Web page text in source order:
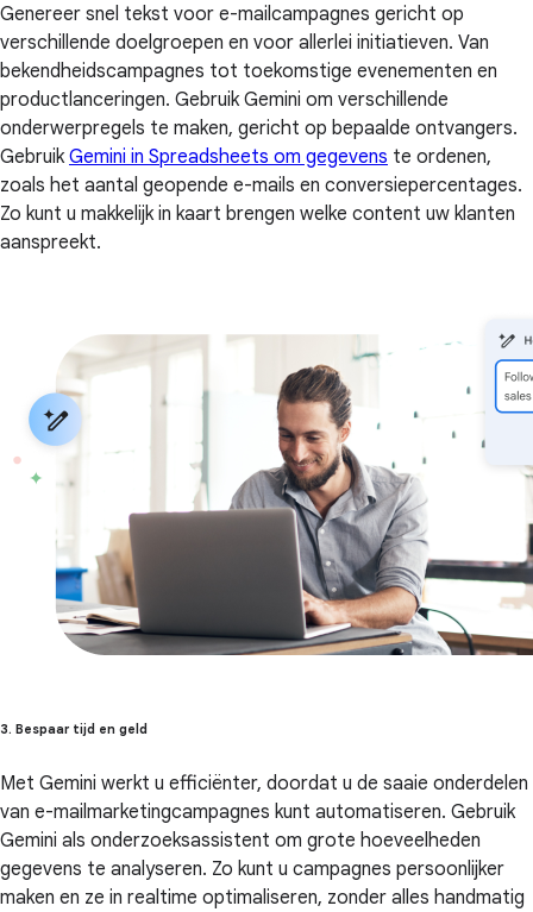
Genereer snel tekst voor e-mailcampagnes gericht op
verschillende doelgroepen en voor allerlei initiatieven. Van
bekendheidscampagnes tot toekomstige evenementen en
productlanceringen. Gebruik Gemini om verschillende
onderwerpregels te maken, gericht op bepaalde ontvangers.
Gebruik Gemini in Spreadsheets om gegevens te ordenen,
zoals het aantal geopende e-mails en conversiepercentages.
Zo kunt u makkelijk in kaart brengen welke content uw klanten
aanspreekt.
3. Bespaar tijd en geld
Met Gemini werkt u efficiënter, doordat u de saaie onderdelen
van e-mailmarketingcampagnes kunt automatiseren. Gebruik
Gemini als onderzoeksassistent om grote hoeveelheden
gegevens te analyseren. Zo kunt u campagnes persoonlijker
maken en ze in realtime optimaliseren, zonder alles handmatig